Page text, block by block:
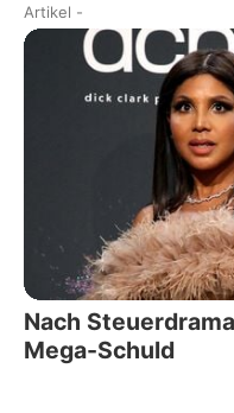
Artikel -
Nach
Mega-Schuld